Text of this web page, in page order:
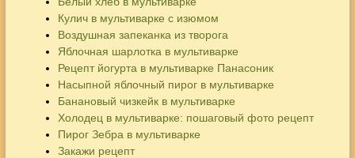
Кулич в мультиварке с изюмом
Воздушная запеканка из творога
Яблочная шарлотка в мультиварке
Рецепт йогурта в мультиварке Панасоник
Насыпной яблочный пирог в мультиварке
Банановый чизкейк в мультиварке
Холодец в мультиварке: пошаговый фото рецепт
Пирог Зебра в мультиварке
Закажи рецепт